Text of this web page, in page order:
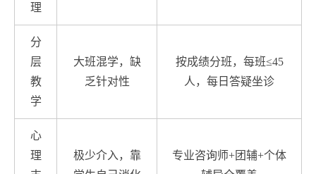
理
分
层
教
学
大班混学，缺
乏针对性
按成绩分班，每班≤45
人，每日答疑坐诊
心
理
极少介入，靠
专业咨询师+团辅+个体